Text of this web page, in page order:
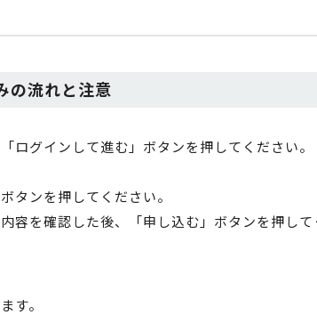
の流れと注意
ログインして進む」ボタンを押してください
タンを押してください。
を確認した後、「申し込む」ボタンを押して
す。